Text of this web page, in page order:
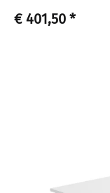
€ 401,50 *